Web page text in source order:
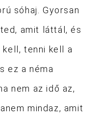
sóhaj. Gyorsan
amit láttál, és
tenni kell a
ez a néma
nem az idő az,
mindaz, amit